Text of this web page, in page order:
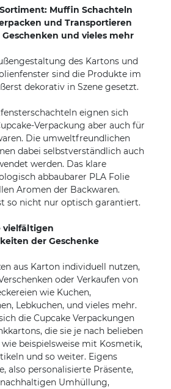
Sortiment: Muffin Schachteln
und Transportieren
und vieles mehr
des Kartons und
sind die Produkte im
dekorativ in Szene gesetzt.
eignen sich
Verpackung aber auch für
Die umweltfreundlichen
dabei selbstverständlich auch
werden. Das klare
abbaubarer PLA Folie
Aromen der Backwaren.
so nicht nur optisch garantiert.
vielfältigen
der Geschenke
aus Karton individuell nutzen,
oder Verkaufen von
wie Kuchen,
Lebkuchen, und vieles mehr.
die Cupcake Verpackungen
die sie je nach belieben
beispielsweise mit Kosmetik,
und so weiter. Eigens
also personalisierte Präsente,
Umhüllung,